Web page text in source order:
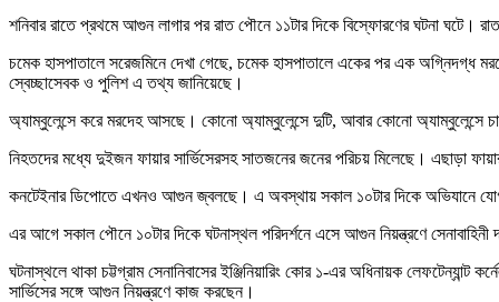
শনিবার রাতে প্রথমে আগুন লাগার পর রাত পৌনে ১১টার দিকে বিস্ফোরণের ঘটনা ঘটে।
চমেক হাসপাতালে সরেজমিনে দেখা গেছে, চমেক হাসপাতালে একের পর এক
স্বেচ্ছাসেবক ও পুলিশ এ তথ্য জানিয়েছে।
অ্যাম্বুলেন্সে করে মরদেহ আসছে। কোনো অ্যাম্বুলেন্সে দুটি, আবার কোনো
নিহতদের মধ্যে দুইজন ফায়ার সার্ভিসেরসহ সাতজনের জনের পরিচয় মিলেছে। এছাড়া
কনটেইনার ডিপোতে এখনও আগুন জ্বলছে। এ অবস্থায় সকাল ১০টার দিকে অভিযানে যোগ
এর আগে সকাল পৌনে ১০টার দিকে ঘটনাস্থল পরিদর্শনে এসে আগুন নিয়ন্ত্রণে
ঘটনাস্থলে থাকা চট্টগ্রাম সেনানিবাসের ইঞ্জিনিয়ারিং কোর ১-এর অধিনায়ক
সার্ভিসের সঙ্গে আগুন নিয়ন্ত্রণে কাজ করছেন।